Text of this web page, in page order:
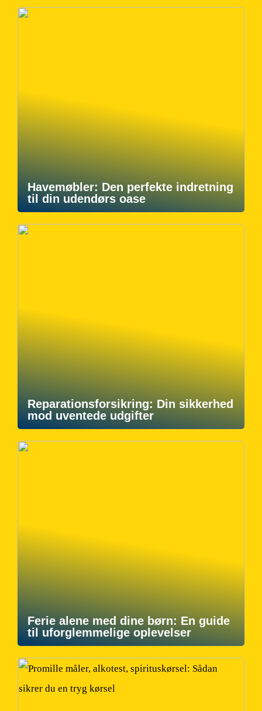
Havemøbler: Den perfekte indretning
til din udendørs oase
Reparationsforsikring: Din sikkerhed
mod uventede udgifter
Ferie alene med dine børn: En guide
til uforglemmelige oplevelser